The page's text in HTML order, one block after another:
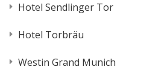
Hotel Sendlinger Tor
Hotel Torbräu
Westin Grand Munich